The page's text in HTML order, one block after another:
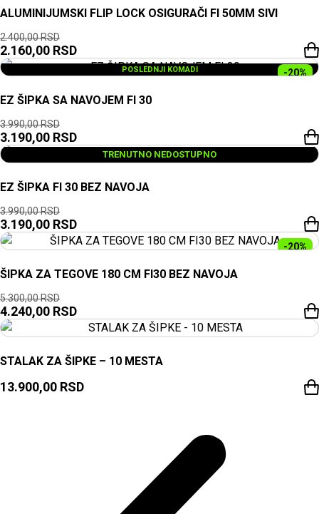
ALUMINIJUMSKI FLIP LOCK OSIGURAČI FI 50MM SIVI
2.400,00RSD
2.160,00 RSD
POSLEDNJI KOMADI -20%
EZ ŠIPKA SA NAVOJEM FI 30
3.990,00RSD
3.190,00 RSD
TRENUTNO NEDOSTUPNO
EZ ŠIPKA FI 30 BEZ NAVOJA
3.990,00RSD
3.190,00 RSD
-20%
ŠIPKA ZA TEGOVE 180 CM FI30 BEZ NAVOJA
5.300,00RSD
4.240,00 RSD
STALAK ZA ŠIPKE – 10 MESTA
13.900,00 RSD